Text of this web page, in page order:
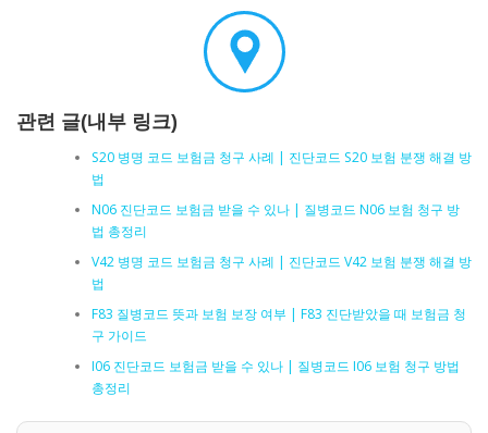
관련 글(내부 링크)
S20 병명 코드 보험금 청구 사례 | 진단코드 S20 보험 분쟁 해결 방
법
N06 진단코드 보험금 받을 수 있나 | 질병코드 N06 보험 청구 방
법 총정리
V42 병명 코드 보험금 청구 사례 | 진단코드 V42 보험 분쟁 해결 방
법
F83 질병코드 뜻과 보험 보장 여부 | F83 진단받았을 때 보험금 청
구 가이드
I06 진단코드 보험금 받을 수 있나 | 질병코드 I06 보험 청구 방법
총정리